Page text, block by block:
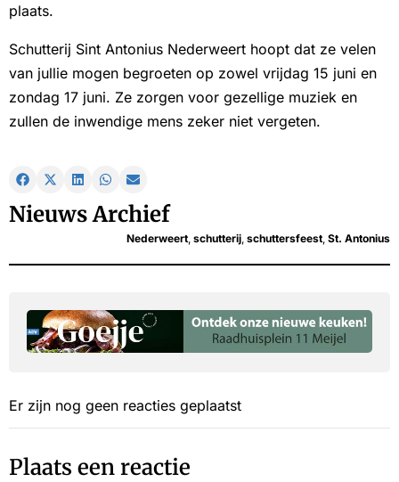
plaats.
Schutterij Sint Antonius Nederweert hoopt dat ze velen
van jullie mogen begroeten op zowel vrijdag 15 juni en
zondag 17 juni. Ze zorgen voor gezellige muziek en
zullen de inwendige mens zeker niet vergeten.
Nieuws Archief
Nederweert schutterij schuttersfeest St. Antonius
Er zijn nog geen reacties geplaatst
Plaats een reactie